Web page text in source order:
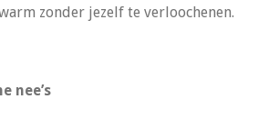
zonder jezelf te verloochenen.
nee’s